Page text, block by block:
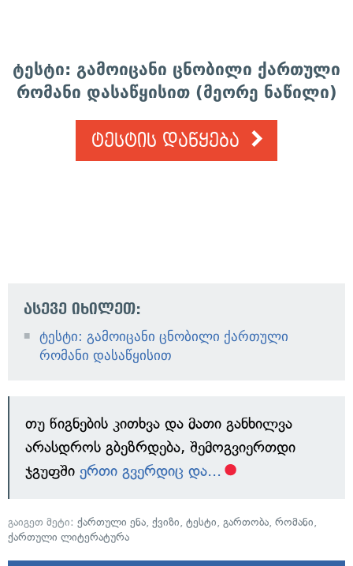
ტესტი: გამოიცანი ცნობილი ქართული
რომანი დასაწყისით (მეორე ნაწილი)
ტესტის დაწყება
ასევე იხილეთ:
ტესტი: გამოიცანი ცნობილი ქართული
რომანი დასაწყისით
თუ წიგნების კითხვა და მათი განხილვა
არასდროს გბეზრდება, შემოგვიერთდი
ჯგუფში ერთი გვერდიც და...
გაიგეთ მეტი: ქართული ენა, ქვიზი, ტესტი, გართობა, რომანი,
ქართული ლიტერატურა